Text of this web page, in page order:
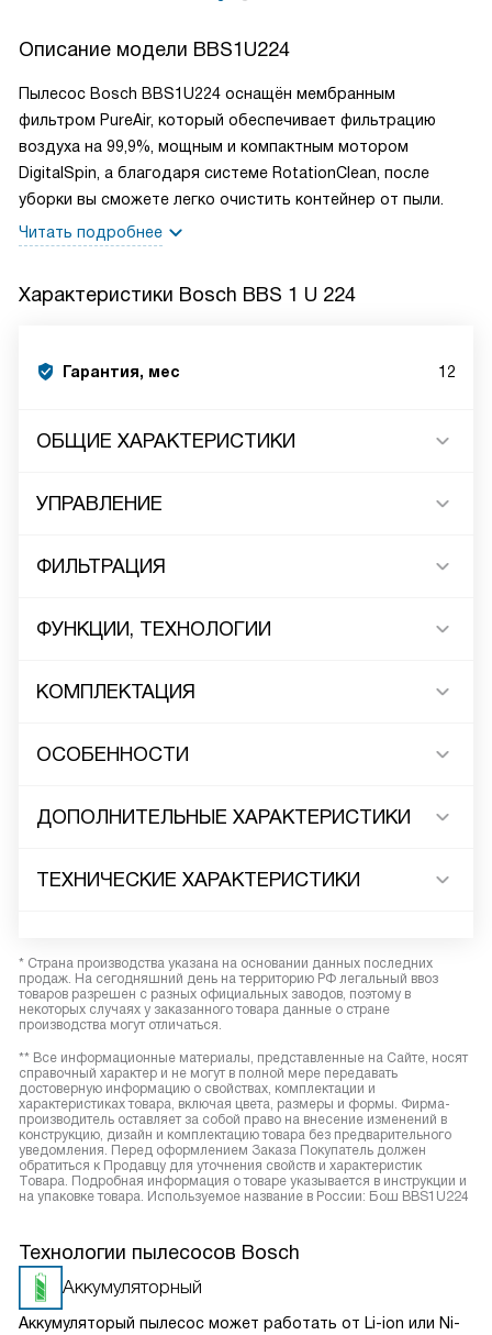
Описание модели BBS1U224
Пылесос Bosch BBS1U224 оснащён мембранным
фильтром PureAir, который обеспечивает фильтрацию
воздуха на 99,9%, мощным и компактным мотором
DigitalSpin, а благодаря системе RotationClean, после
уборки вы сможете легко очистить контейнер от пыли.
Читать подробнее
Характеристики Bosch BBS 1 U 224
Гарантия, мес 12
ОБЩИЕ ХАРАКТЕРИСТИКИ
УПРАВЛЕНИЕ
ФИЛЬТРАЦИЯ
ФУНКЦИИ, ТЕХНОЛОГИИ
КОМПЛЕКТАЦИЯ
ОСОБЕННОСТИ
ДОПОЛНИТЕЛЬНЫЕ ХАРАКТЕРИСТИКИ
ТЕХНИЧЕСКИЕ ХАРАКТЕРИСТИКИ
* Страна производства указана на основании данных последних
продаж. На сегодняшний день на территорию РФ легальный ввоз
товаров разрешен с разных официальных заводов, поэтому в
некоторых случаях у заказанного товара данные о стране
производства могут отличаться.
** Все информационные материалы, представленные на Сайте, носят
справочный характер и не могут в полной мере передавать
достоверную информацию о свойствах, комплектации и
характеристиках товара, включая цвета, размеры и формы. Фирма-
производитель оставляет за собой право на внесение изменений в
конструкцию, дизайн и комплектацию товара без предварительного
уведомления. Перед оформлением Заказа Покупатель должен
обратиться к Продавцу для уточнения свойств и характеристик
Товара. Подробная информация о товаре указывается в инструкции и
на упаковке товара. Используемое название в России: Бош BBS1U224
Технологии пылесосов Bosch
Аккумуляторный
Аккумуляторый пылесос может работать от Li-ion или Ni-